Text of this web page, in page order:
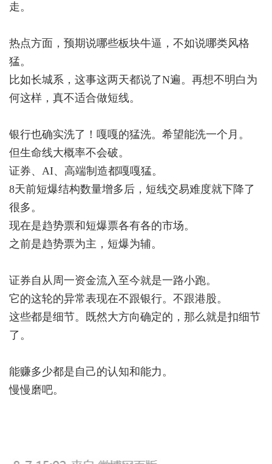
走。
热点方面，预期说哪些板块牛逼，不如说哪类风格
猛。
比如长城系，这事这两天都说了N遍。再想不明白为
何这样，真不适合做短线。
银行也确实洗了！嘎嘎的猛洗。希望能洗一个月。
但生命线大概率不会破。
证券、AI、高端制造都嘎嘎猛。
8天前短爆结构数量增多后，短线交易难度就下降了
很多。
现在是趋势票和短爆票各有各的市场。
之前是趋势票为主，短爆为辅。
证券自从周一资金流入至今就是一路小跑。
它的这轮的异常表现在不跟银行。不跟港股。
这些都是细节。既然大方向确定的，那么就是扣细节
了。
能赚多少都是自己的认知和能力。
慢慢磨吧。